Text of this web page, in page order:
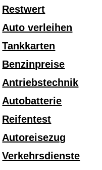
Restwert
Auto verleihen
Tankkarten
Benzinpreise
Antriebstechnik
Autobatterie
Reifentest
Autoreisezug
Verkehrsdienste